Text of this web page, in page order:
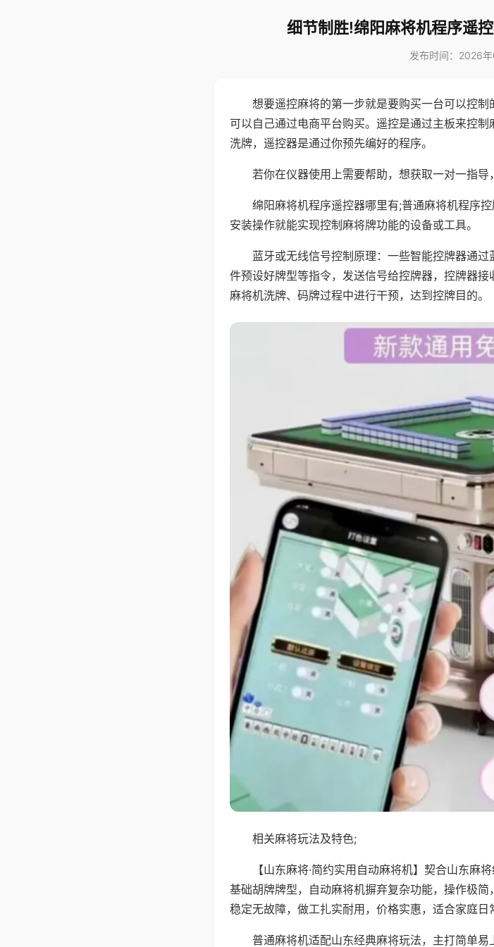
细节制胜!绵阳麻将机程序遥
发布时间：2026
想要遥控麻将的第一步就是要购买一台可以控
可以自己通过电商平台购买。遥控是通过主板来控
洗牌，遥控器是通过你预先编好的程序。
若你在仪器使用上需要帮助，想获取一对一指
绵阳麻将机程序遥控器哪里有;普通麻将机程序
安装操作就能实现控制麻将牌功能的设备或工具。
蓝牙或无线信号控制原理：一些智能控牌器通
件预设好牌型等指令，发送信号给控牌器，控牌器
麻将机洗牌、码牌过程中进行干预，达到控牌目的。
相关麻将玩法及特色;
【山东麻将·简约实用自动麻将机】契合山东麻
基础胡牌牌型，自动麻将机摒弃复杂功能，操作极
稳定无故障，做工扎实耐用，价格实惠，适合家庭日
普通麻将机适配山东经典麻将玩法，主打简单